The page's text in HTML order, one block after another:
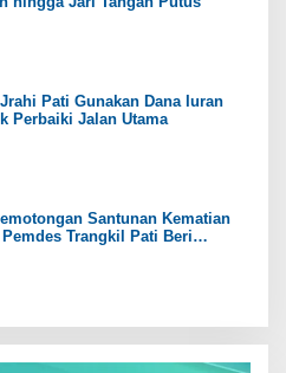
Pati Gunakan Dana Iuran
Perbaiki Jalan Utama
Santunan Kematian
Pemdes Trangkil Pati Beri